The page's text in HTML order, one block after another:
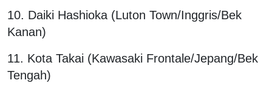
10. Daiki Hashioka (Luton Town/Inggris/Bek
Kanan)
11. Kota Takai (Kawasaki Frontale/Jepang/Bek
Tengah)